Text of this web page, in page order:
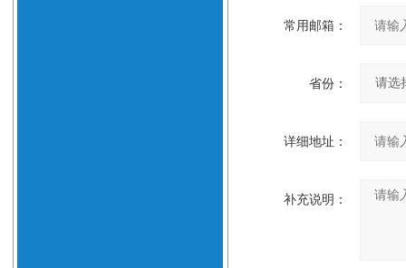
常用邮箱：
省份：
详细地址：
补充说明：